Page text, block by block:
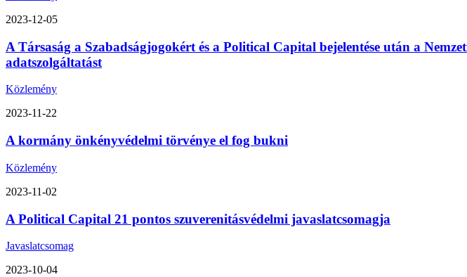
2023-12-05
A Társaság a Szabadságjogokért és a Political Capital bejelentése után a
adatszolgáltatást
Közlemény
2023-11-22
A kormány önkényvédelmi törvénye el fog bukni
Közlemény
2023-11-02
A Political Capital 21 pontos szuverenitásvédelmi javaslatcsomagja
Javaslatcsomag
2023-10-04